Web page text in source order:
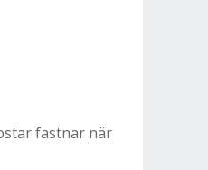
fastnar när